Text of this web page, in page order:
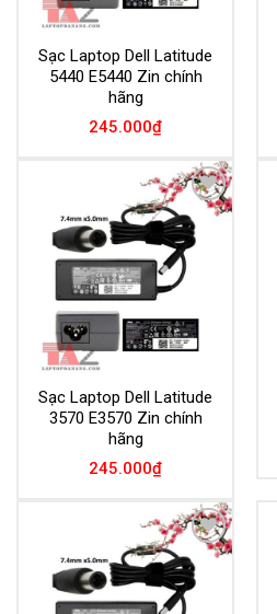
Sạc Laptop Dell Latitude
5440 E5440 Zin chính
hãng
245.000₫
Add to
Wishlist
Sạc Laptop Dell Latitude
3570 E3570 Zin chính
hãng
245.000₫
Add to
Wishlist